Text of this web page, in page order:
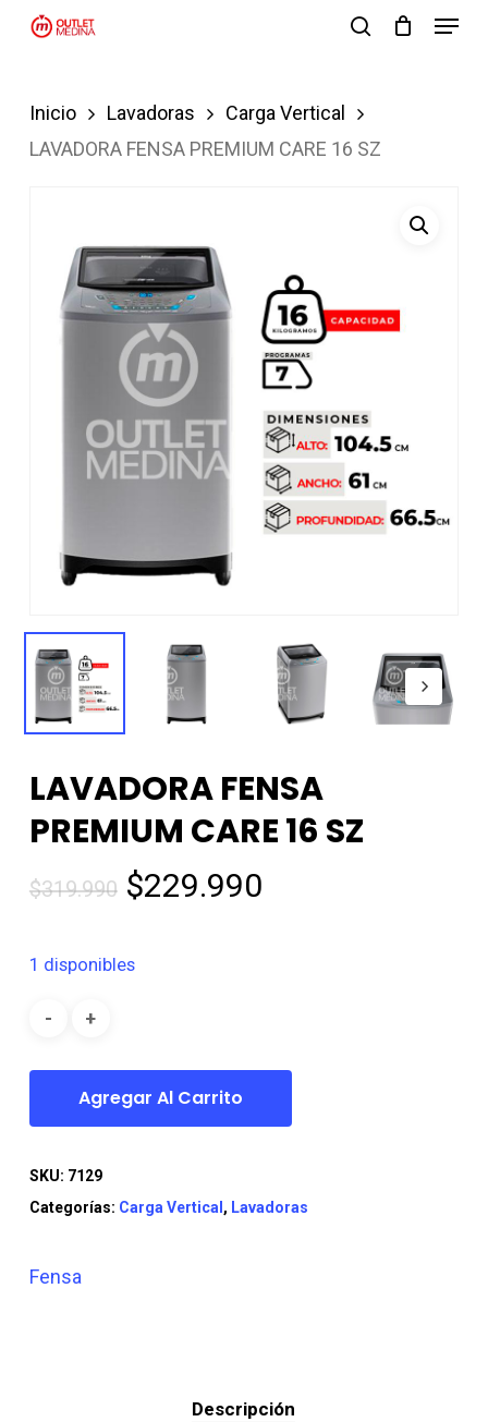
Skip
content
Menu
Inicio Lavadoras
Carga Vertical
LAVADORA FENSA PREMIUM CARE 16 SZ
LAVADORA FENSA
PREMIUM CARE 16 SZ
$319.990 El
era:
$229.990El
1 disponibles
Agregar Al Carrito
SKU: 7129
Categorías: Carga Vertical , Lavadoras
Fensa
Descripción